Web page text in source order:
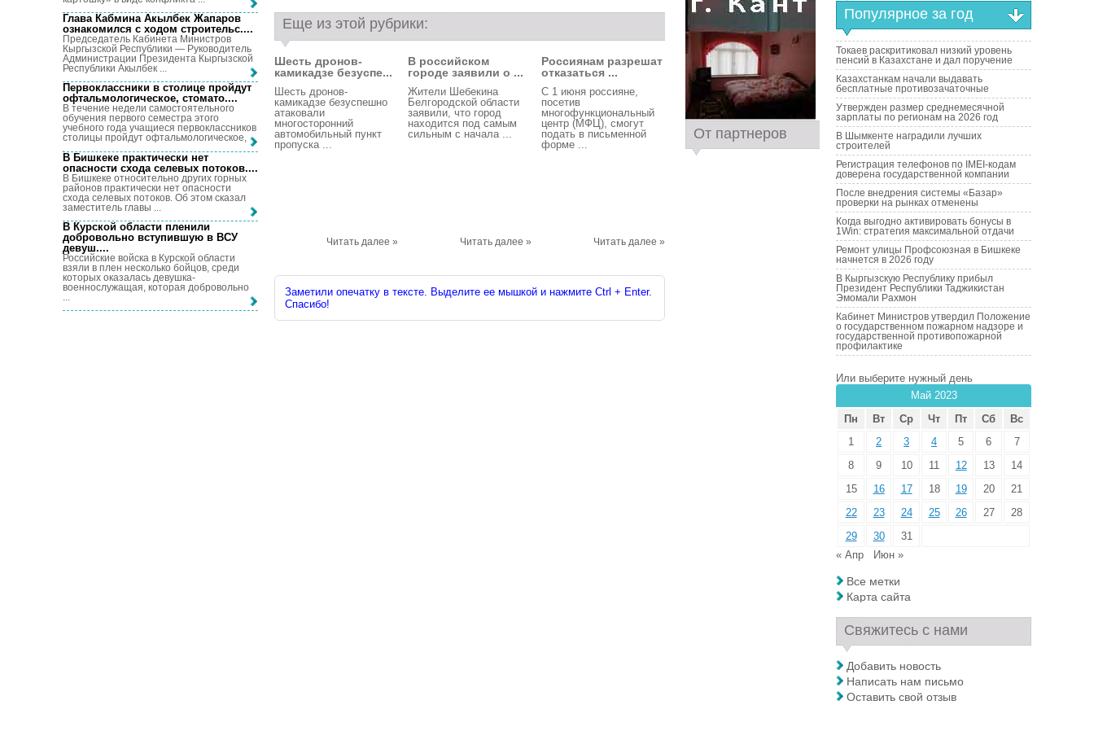
Еще из этой рубрики:
Шесть дронов-
камикадзе безуспе...
Шесть дронов-
камикадзе безуспешно
атаковали
многосторонний
автомобильный пункт
пропуска ...
Читать далее »
В российском
городе заявили о ...
Жители Шебекина
Белгородской области
заявили, что город
находится под самым
сильным с начала ...
Читать далее »
Россиянам разрешат
отказаться ...
С 1 июня россияне,
посетив
многофункциональный
центр (МФЦ), смогут
подать в письменной
форме ...
Читать далее »
Заметили опечатку в тексте. Выделите ее мышкой и нажмите Ctrl + Enter.
Спасибо!
Глава Кабмина Акылбек Жапаров
ознакомился с ходом строительс....
Председатель Кабинета Министров
Кыргызской Республики — Руководитель
Администрации Президента Кыргызской
Республики Акылбек ...
Первоклассники в столице пройдут
офтальмологическое, стомато....
В течение недели самостоятельного
обучения первого семестра этого
учебного года учащиеся первоклассников
столицы пройдут офтальмологическое, ...
В Бишкеке практически нет
опасности схода селевых потоков....
В Бишкеке относительно других горных
районов практически нет опасности
схода селевых потоков. Об этом сказал
заместитель главы ...
В Курской области пленили
добровольно вступившую в ВСУ
девуш....
Российские войска в Курской области
взяли в плен несколько бойцов, среди
которых оказалась девушка-
военнослужащая, которая добровольно
...
От партнеров
Популярное за год
Токаев раскритиковал низкий уровень
пенсий в Казахстане и дал поручение
Казахстанкам начали выдавать
бесплатные противозачаточные
Утвержден размер среднемесячной
зарплаты по регионам на 2026 год
В Шымкенте наградили лучших
строителей
Регистрация телефонов по IMEI-кодам
доверена государственной компании
После внедрения системы «Базар»
проверки на рынках отменены
Когда выгодно активировать бонусы в
1Win: стратегия максимальной отдачи
Ремонт улицы Профсоюзная в Бишкеке
начнется в 2026 году
В Кыргызскую Республику прибыл
Президент Республики Таджикистан
Эмомали Рахмон
Кабинет Министров утвердил Положение
о государственном пожарном надзоре и
государственной противопожарной
профилактике
Или выберите нужный день
Май 2023
Пн
Вт Ср Чт Пт Сб
Вс
1
2 3 4 5 6
7
8
9 10 11 12 13
14
15
16 17 18 19 20
21
22
23 24 25 26 27
28
29
30
31
« Апр
Июн »
Все метки
Карта сайта
Свяжитесь с нами
Добавить новость
Написать нам письмо
Оставить свой отзыв